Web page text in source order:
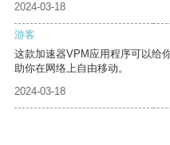
2024-03-18
游客
这款加速器VPM应用程序可以给
助你在网络上自由移动。
2024-03-18